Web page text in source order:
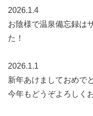
2026.1.4
お陰様で温泉備忘録は
た！
2026.1.1
新年あけましておめで
今年もどうぞよろしく